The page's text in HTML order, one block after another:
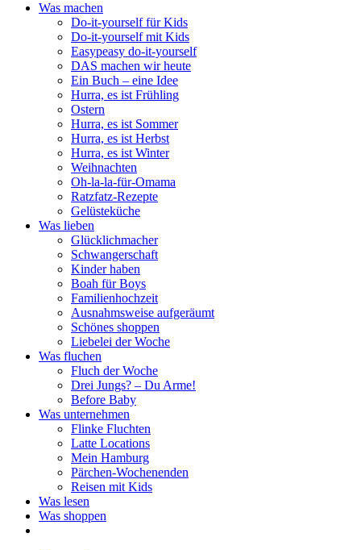
Was machen
Do-it-yourself für Kids
Do-it-yourself mit Kids
Easypeasy do-it-yourself
DAS machen wir heute
Ein Buch – eine Idee
Hurra, es ist Frühling
Ostern
Hurra, es ist Sommer
Hurra, es ist Herbst
Hurra, es ist Winter
Weihnachten
Oh-la-la-für-Omama
Ratzfatz-Rezepte
Gelüsteküche
Was lieben
Glücklichmacher
Schwangerschaft
Kinder haben
Boah für Boys
Familienhochzeit
Ausnahmsweise aufgeräumt
Schönes shoppen
Liebelei der Woche
Was fluchen
Fluch der Woche
Drei Jungs? – Du Arme!
Before Baby
Was unternehmen
Flinke Fluchten
Latte Locations
Mein Hamburg
Pärchen-Wochenenden
Reisen mit Kids
Was lesen
Was shoppen